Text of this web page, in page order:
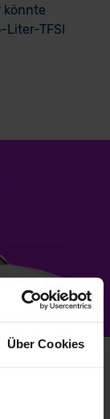
Über Cookies
könnte
Liter-TFSI